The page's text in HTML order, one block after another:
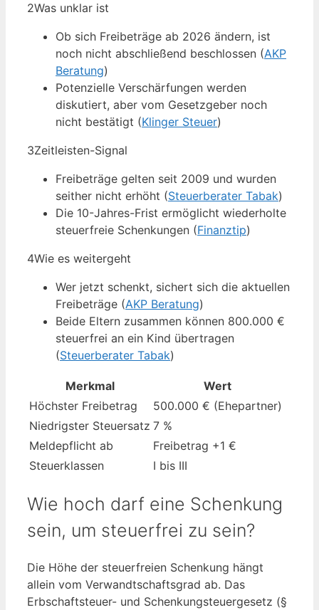
2Was unklar ist
Ob sich Freibeträge ab 2026 ändern, ist
noch nicht abschließend beschlossen (AKP
Beratung)
Potenzielle Verschärfungen werden
diskutiert, aber vom Gesetzgeber noch
nicht bestätigt (Klinger Steuer)
3Zeitleisten-Signal
Freibeträge gelten seit 2009 und wurden
seither nicht erhöht (Steuerberater Tabak)
Die 10-Jahres-Frist ermöglicht wiederholte
steuerfreie Schenkungen (Finanztip)
4Wie es weitergeht
Wer jetzt schenkt, sichert sich die aktuellen
Freibeträge (AKP Beratung)
Beide Eltern zusammen können 800.000 €
steuerfrei an ein Kind übertragen
(Steuerberater Tabak)
Merkmal
Wert
Höchster Freibetrag
500.000 € (Ehepartner)
Niedrigster Steuersatz 7 %
Meldepflicht ab
Freibetrag +1 €
Steuerklassen
I bis III
Wie hoch darf eine Schenkung
sein, um steuerfrei zu sein?
Die Höhe der steuerfreien Schenkung hängt
allein vom Verwandtschaftsgrad ab. Das
Erbschaftsteuer- und Schenkungsteuergesetz (§